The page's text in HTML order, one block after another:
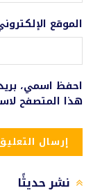
الموقع الإلكتروني
احفظ اسمي،
هذا المتصفح
نشر حديثًا